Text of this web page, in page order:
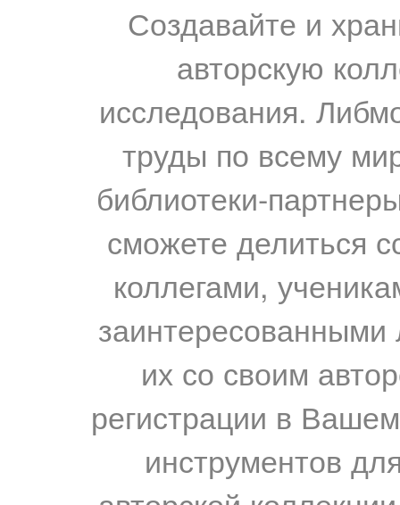
Создавайте и
авторскую
исследования.
труды по всему
библиотеки-
сможете делиться
коллегами,
их со своим
регистрации в
инструментов